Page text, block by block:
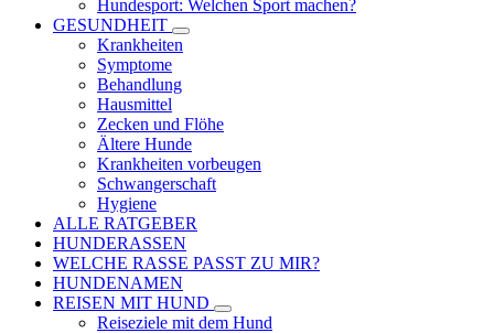
Hundesport: Welchen Sport machen?
GESUNDHEIT
Krankheiten
Symptome
Behandlung
Hausmittel
Zecken und Flöhe
Ältere Hunde
Krankheiten vorbeugen
Schwangerschaft
Hygiene
ALLE RATGEBER
HUNDERASSEN
WELCHE RASSE PASST ZU MIR?
HUNDENAMEN
REISEN MIT HUND
Reiseziele mit dem Hund